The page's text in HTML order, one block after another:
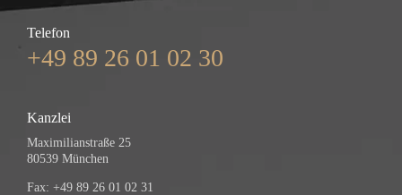
Telefon
+49 89 26 01 02 30
Kanzlei
Maximilianstraße 25
80539 München
Fax: +49 89 26 01 02 31